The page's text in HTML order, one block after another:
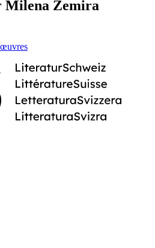
Milena Zemira